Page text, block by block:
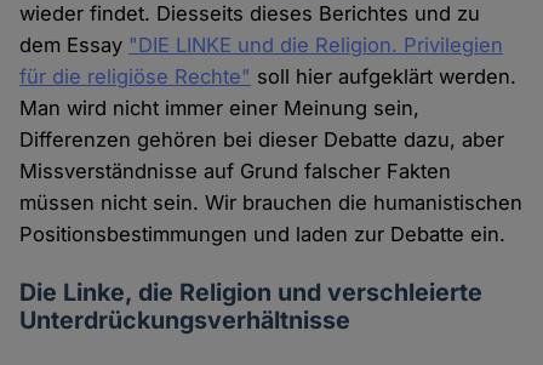
wieder findet. Diesseits dieses Berichtes und zu
dem Essay "DIE LINKE und die Religion. Privilegien
für die religiöse Rechte" soll hier aufgeklärt werden.
Man wird nicht immer einer Meinung sein,
Differenzen gehören bei dieser Debatte dazu, aber
Missverständnisse auf Grund falscher Fakten
müssen nicht sein. Wir brauchen die humanistischen
Positionsbestimmungen und laden zur Debatte ein.
Die Linke, die Religion und verschleierte
Unterdrückungsverhältnisse